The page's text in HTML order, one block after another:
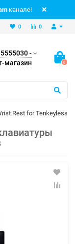
канале!
0
0
-
магазин
0
Rest for Tenkeyless